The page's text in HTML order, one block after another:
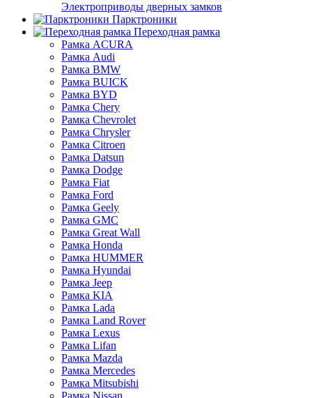
Электроприводы дверных замков
Парктроники
Переходная рамка
Рамка ACURA
Рамка Audi
Рамка BMW
Рамка BUICK
Рамка BYD
Рамка Chery
Рамка Chevrolet
Рамка Chrysler
Рамка Citroen
Рамка Datsun
Рамка Dodge
Рамка Fiat
Рамка Ford
Рамка Geely
Рамка GMC
Рамка Great Wall
Рамка Honda
Рамка HUMMER
Рамка Hyundai
Рамка Jeep
Рамка KIA
Рамка Lada
Рамка Land Rover
Рамка Lexus
Рамка Lifan
Рамка Mazda
Рамка Mercedes
Рамка Mitsubishi
Рамка Nissan